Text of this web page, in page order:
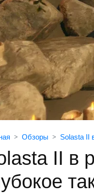
Обзоры Solasta II
II в